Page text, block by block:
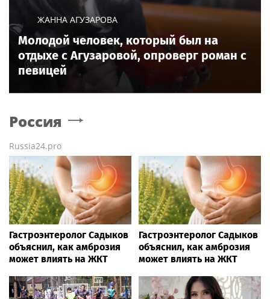
ЖАННА АГУЗАРОВА
Молодой человек, который был на
отдыхе с Агузаровой, опроверг роман с
певицей
Россия
Russia24.pro
Гастроэнтеролог Садыков
объяснил, как амброзия
может влиять на ЖКТ
Гастроэнтеролог Садыков
объяснил, как амброзия
может влиять на ЖКТ